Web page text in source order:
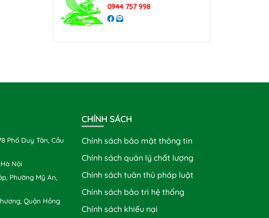
0944 757 998
Phố Duy Tân, Cầu
Nội
Phường Mỹ An,
Quận Hồng
CHÍNH SÁCH
Chính sách bảo mật thông tin
Chính sách quản lý chất lượng
Chính sách tuân thủ pháp luật
Chính sách bảo trì hệ thống
Chính sách khiếu nại